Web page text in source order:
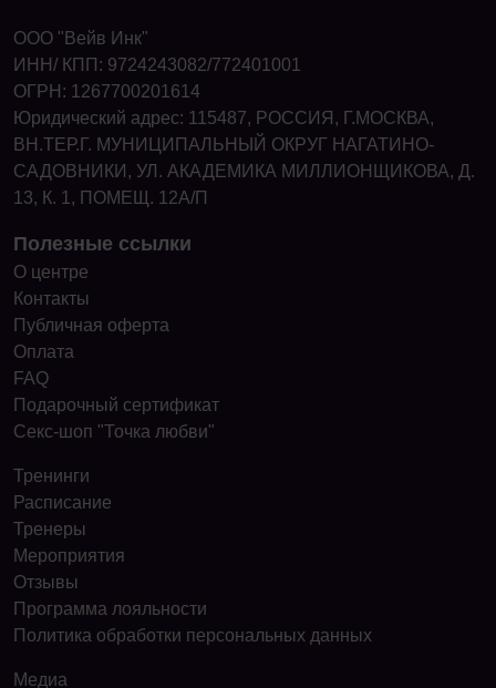
ООО "Вейв Инк"
ИНН/ КПП: 9724243082/772401001
ОГРН: 1267700201614
Юридический адрес: 115487, РОССИЯ, Г.МОСКВА,
ВН.ТЕР.Г. МУНИЦИПАЛЬНЫЙ ОКРУГ НАГАТИНО-
САДОВНИКИ, УЛ. АКАДЕМИКА МИЛЛИОНЩИКОВА, Д.
13, К. 1, ПОМЕЩ. 12А/П
Полезные ссылки
О центре
Контакты
Публичная оферта
Оплата
FAQ
Подарочный сертификат
Секс-шоп "Точка любви"
Тренинги
Расписание
Тренеры
Мероприятия
Отзывы
Программа лояльности
Политика обработки персональных данных
Медиа